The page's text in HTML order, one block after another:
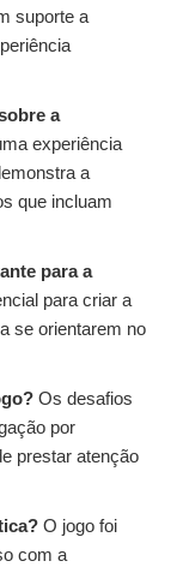
suporte a
a
experiência
a
que incluam
para a
para criar a
se orientarem no
Os desafios
por
prestar atenção
O jogo foi
com a